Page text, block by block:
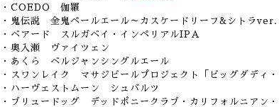
・COEDO 伽羅
・鬼伝説 金鬼ペールエール～カスケードリーフ&シトラver.
・ベアード スルガベイ・インペリアルIPA
・奥入瀬 ヴァイツェン
・あくら ベルジャンシングルエール
・スワンレイク マサジビールプロジェクト「ビッグダディ
・ハーヴェストムーン シュバルツ
・ブリュードッグ デッドポニークラブ・カリフォルニアン